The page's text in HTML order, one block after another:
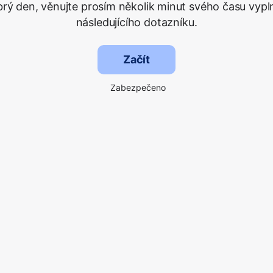
den, věnujte prosím několik minut svého času
následujícího dotazníku.
Začít
Zabezpečeno